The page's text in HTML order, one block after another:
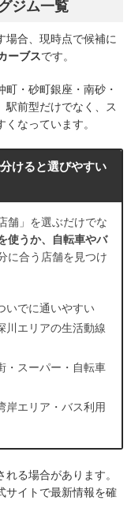
ジム一覧
場合、現時点で候補に
ーブスです。
・砂町銀座・南砂・
駅前型だけでなく、ス
なっています。
けると選びやすい
舗」を選ぶだけでな
使うか、自転車やバ
に合う店舗を見つけ
いでに通いやすい
川エリアの生活動線
・スーパー・自転車
岸エリア・バス利用
る場合があります。
サイトで最新情報を確